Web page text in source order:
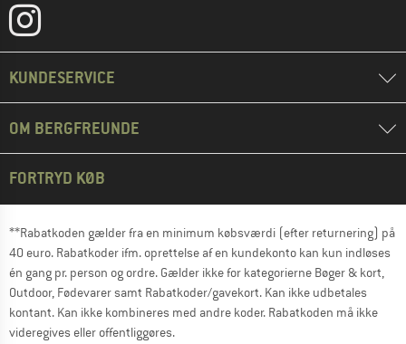
KUNDESERVICE
OM BERGFREUNDE
FORTRYD KØB
**Rabatkoden gælder fra en minimum købsværdi (efter returnering) på
40 euro. Rabatkoder ifm. oprettelse af en kundekonto kan kun indløses
én gang pr. person og ordre. Gælder ikke for kategorierne Bøger & kort,
Outdoor, Fødevarer samt Rabatkoder/gavekort. Kan ikke udbetales
kontant. Kan ikke kombineres med andre koder. Rabatkoden må ikke
videregives eller offentliggøres.